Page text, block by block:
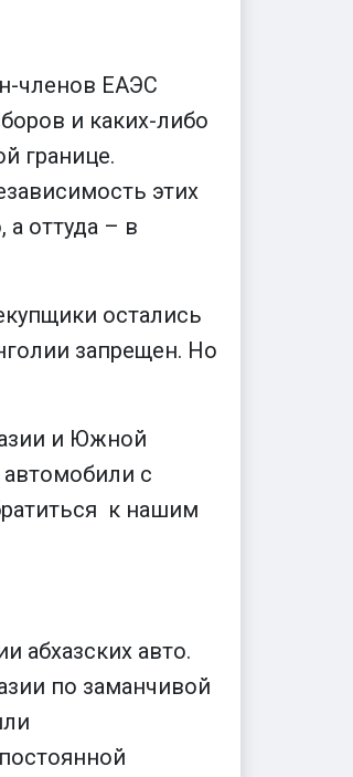
членов ЕАЭС
и каких-либо
границе.
этих
оттуда – в
остались
запрещен. Но
и Южной
с
к нашим
абхазских авто.
по заманчивой